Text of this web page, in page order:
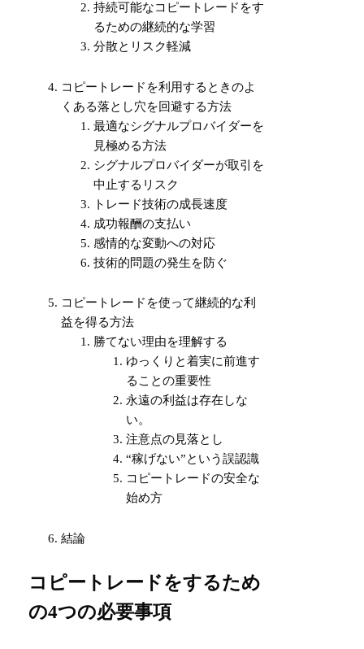
持続可能なコピートレードをす
るための継続的な学習
分散とリスク軽減
コピートレードを利用するときのよ
くある落とし穴を回避する方法
最適なシグナルプロバイダーを
見極める方法
シグナルプロバイダーが取引を
中止するリスク
トレード技術の成長速度
成功報酬の支払い
感情的な変動への対応
技術的問題の発生を防ぐ
コピートレードを使って継続的な利
益を得る方法
勝てない理由を理解する
ゆっくりと着実に前進す
ることの重要性
永遠の利益は存在しな
い。
注意点の見落とし
“稼げない”という誤認識
コピートレードの安全な
始め方
結論
コピートレードをするため
の4つの必要事項